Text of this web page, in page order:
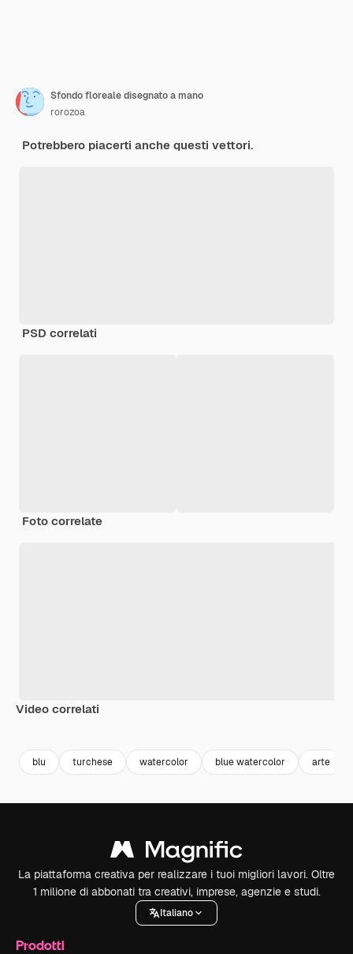
Sfondo floreale disegnato a mano
rorozoa
Potrebbero piacerti anche questi vettori.
PSD correlati
Foto correlate
Video correlati
blu turchese watercolor blue watercolor arte
La piattaforma creativa per realizzare i tuoi migliori lavori. Oltre
1 milione di abbonati tra creativi, imprese, agenzie e studi.
Italiano
Prodotti